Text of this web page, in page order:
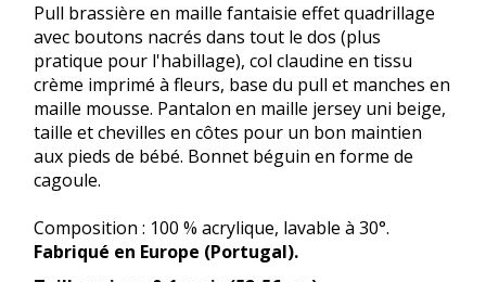
Pull brassière en maille fantaisie effet quadrillage
avec boutons nacrés dans tout le dos (plus
pratique pour l'habillage), col claudine en tissu
crème imprimé à fleurs, base du pull et manches en
maille mousse. Pantalon en maille jersey uni beige,
taille et chevilles en côtes pour un bon maintien
aux pieds de bébé. Bonnet béguin en forme de
cagoule.
Composition : 100 % acrylique, lavable à 30°.
Fabriqué en Europe (Portugal).